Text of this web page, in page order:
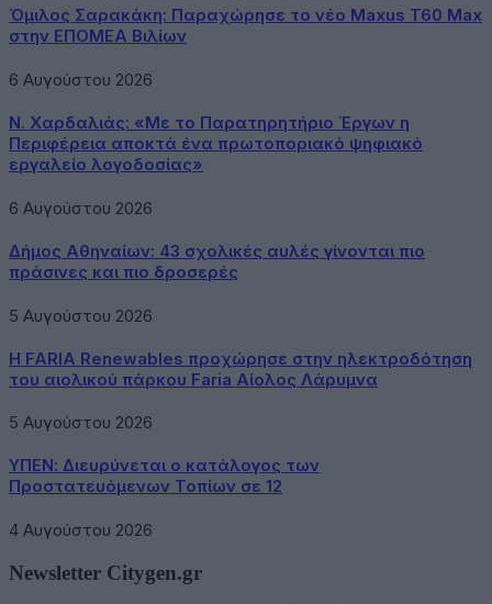
Όμιλος Σαρακάκη: Παραχώρησε το νέο Maxus T60 Max
στην ΕΠΟΜΕΑ Βιλίων
6 Αυγούστου 2026
Ν. Χαρδαλιάς: «Με το Παρατηρητήριο Έργων η
Περιφέρεια αποκτά ένα πρωτοποριακό ψηφιακό
εργαλείο λογοδοσίας»
6 Αυγούστου 2026
Δήμος Αθηναίων: 43 σχολικές αυλές γίνονται πιο
πράσινες και πιο δροσερές
5 Αυγούστου 2026
Η FARIA Renewables προχώρησε στην ηλεκτροδότηση
του αιολικού πάρκου Faria Αίολος Λάρυμνα
5 Αυγούστου 2026
ΥΠΕΝ: Διευρύνεται ο κατάλογος των
Προστατευόμενων Τοπίων σε 12
4 Αυγούστου 2026
Newsletter Citygen.gr